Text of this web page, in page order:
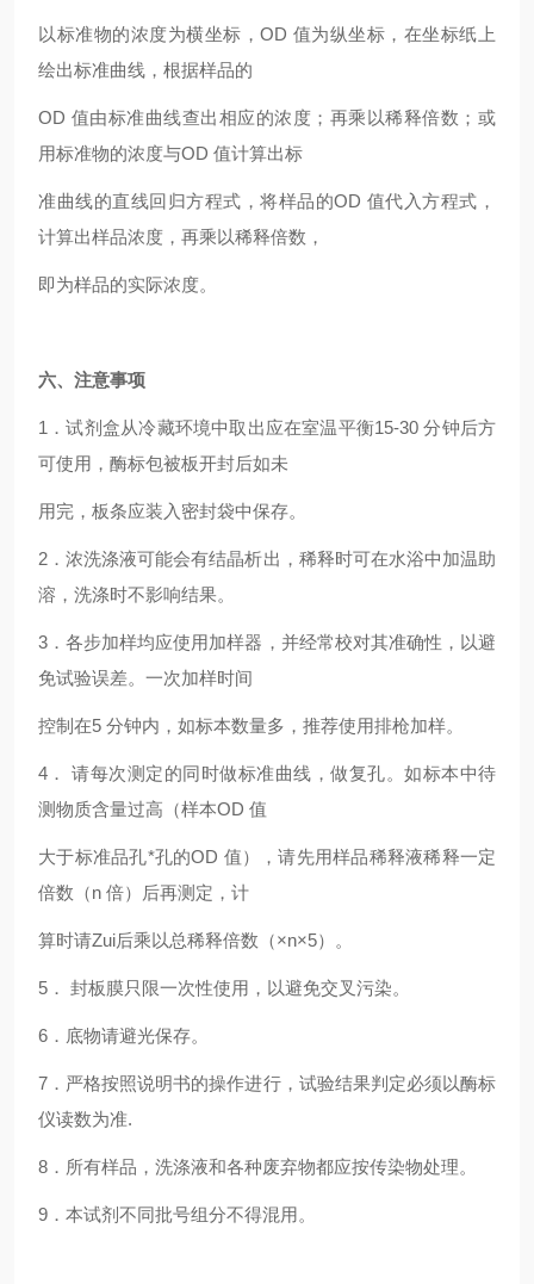
以标准物的浓度为横坐标，OD 值为纵坐标，在坐标纸上
绘出标准曲线，根据样品的
OD 值由标准曲线查出相应的浓度；再乘以稀释倍数；或
用标准物的浓度与OD 值计算出标
准曲线的直线回归方程式，将样品的OD 值代入方程式，
计算出样品浓度，再乘以稀释倍数，
即为样品的实际浓度。
六、注意事项
1 ．试剂盒从冷藏环境中取出应在室温平衡15-30 分钟后方
可使用，酶标包被板开封后如未
用完，板条应装入密封袋中保存。
2 ．浓洗涤液可能会有结晶析出，稀释时可在水浴中加温助
溶，洗涤时不影响结果。
3 ．各步加样均应使用加样器，并经常校对其准确性，以避
免试验误差。一次加样时间
控制在5 分钟内，如标本数量多，推荐使用排枪加样。
4 ． 请每次测定的同时做标准曲线，做复孔。如标本中待
测物质含量过高（样本OD 值
大于标准品孔*孔的OD 值），请先用样品稀释液稀释一定
倍数（n 倍）后再测定，计
算时请Zui后乘以总稀释倍数（×n×5）。
5 ． 封板膜只限一次性使用，以避免交叉污染。
6 ．底物请避光保存。
7 ．严格按照说明书的操作进行，试验结果判定必须以酶标
仪读数为准.
8 ．所有样品，洗涤液和各种废弃物都应按传染物处理。
9 ．本试剂不同批号组分不得混用。